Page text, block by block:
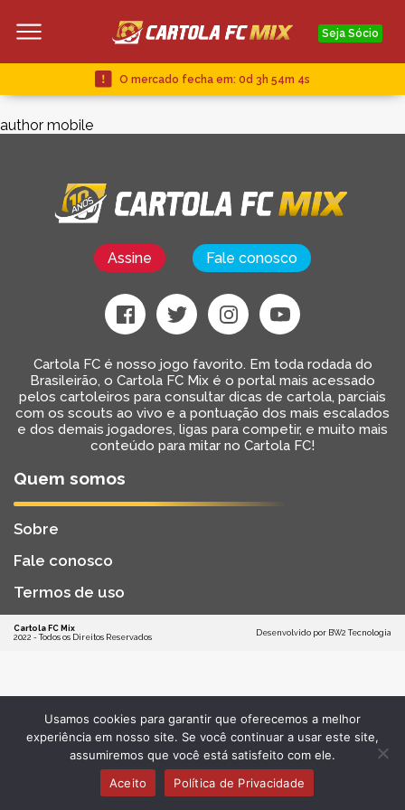
Seja Sócio
O mercado fecha em: 0d 3h 54m 4s
author mobile
Assine Fale conosco
Cartola FC é nosso jogo favorito. Em toda rodada do
Brasileirão, o Cartola FC Mix é o portal mais acessado
pelos cartoleiros para consultar dicas de cartola, parciais
com os scouts ao vivo e a pontuação dos mais escalados
e dos demais jogadores, ligas para competir, e muito mais
conteúdo para mitar no Cartola FC!
Quem somos
Sobre
Fale conosco
Termos de uso
Cartola FC Mix
2022 - Todos os Direitos Reservados
Desenvolvido por BW2 Tecnologia
Usamos cookies para garantir que oferecemos a melhor
experiência em nosso site. Se você continuar a usar este site,
assumiremos que você está satisfeito com ele.
Aceito
Política de Privacidade